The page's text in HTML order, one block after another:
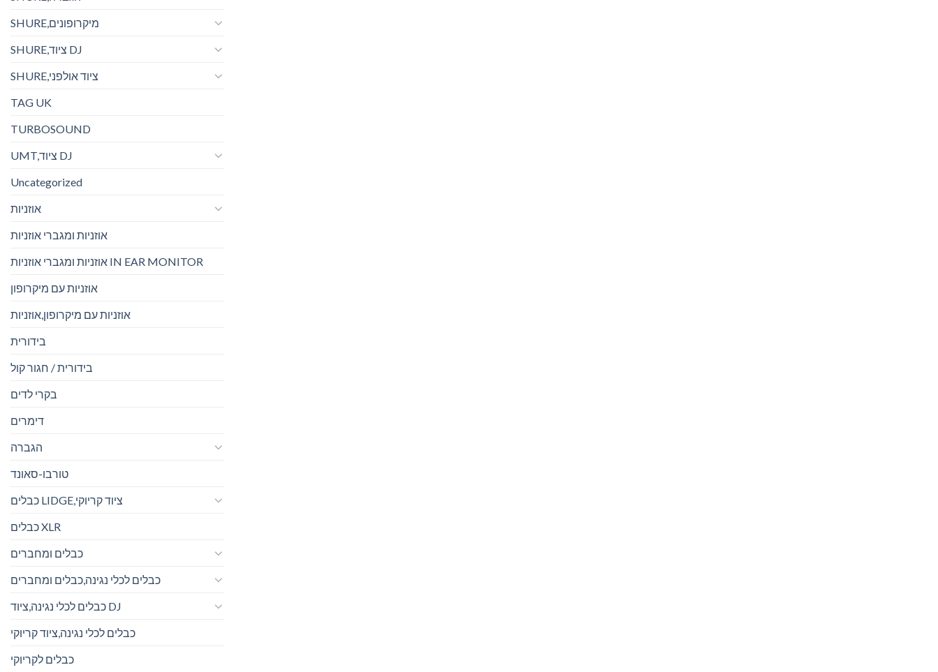
SHURE,מיקרופונים
SHURE,ציוד DJ
SHURE,ציוד אולפני
TAG UK
TURBOSOUND
UMT,ציוד DJ
Uncategorized
אוזניות
אוזניות ומגברי אוזניות
אוזניות ומגברי אוזניות IN EAR MONITOR
אוזניות עם מיקרופון
אוזניות עם מיקרופון,אוזניות
בידורית
בידורית / חגור קול
בקרי לדים
דימרים
הגברה
טורבו-סאונד
כבלים LIDGE,ציוד קריוקי
כבלים XLR
כבלים ומחברים
כבלים לכלי נגינה,כבלים ומחברים
כבלים לכלי נגינה,ציוד DJ
כבלים לכלי נגינה,ציוד קריוקי
כבלים לקריוקי